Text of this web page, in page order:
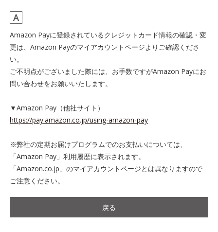
Amazon Payに登録されているクレジットカード情報の確認・変
更は、Amazon Payのマイアカウントページよりご確認くださ
い。
ご不明点がございました際には、お手数ですがAmazon Payにお
問い合わせをお願いいたします。
▼Amazon Pay（他社サイト）
https://pay.amazon.co.jp/using-amazon-pay
※弊社の定期お届けプログラムでのお支払いについては、
「Amazon Pay」利用履歴に表示されます。
「Amazon.co.jp」のマイアカウントページとは異なりますので
ご注意ください。
戻る